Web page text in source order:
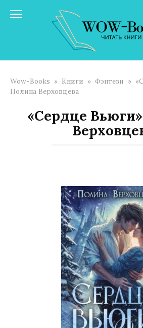
Wow-Books » Книги » Фэнтези »
Полина Верховцева
«Сердце